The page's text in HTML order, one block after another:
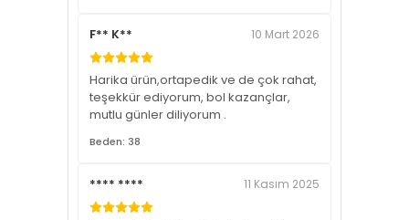
F** K** 10 Mart 2026
Harika ürün,ortapedik ve de çok rahat,
teşekkür ediyorum, bol kazançlar,
mutlu günler diliyorum .
Beden: 38
**** **** 11 Kasım 2025